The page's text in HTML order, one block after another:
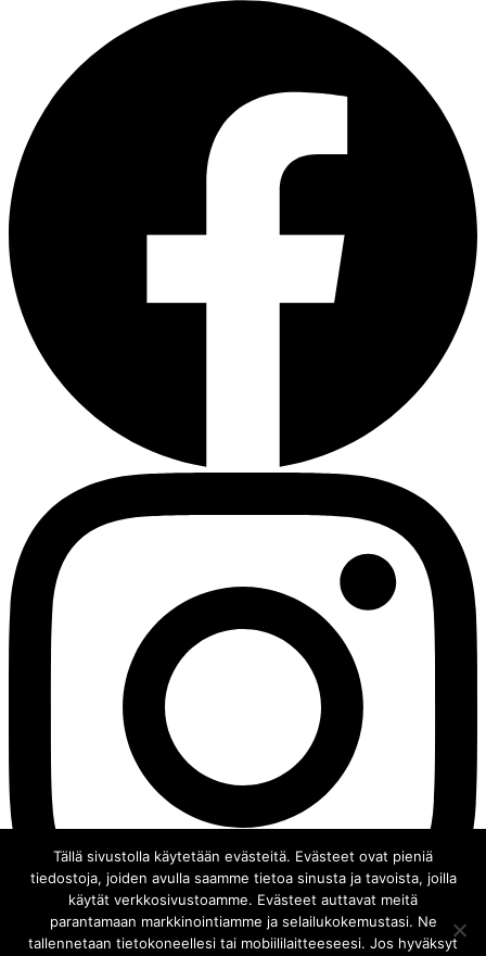
Tällä sivustolla käytetään evästeitä. Evästeet ovat pieniä
tiedostoja, joiden avulla saamme tietoa sinusta ja tavoista, joilla
käytät verkkosivustoamme. Evästeet auttavat meitä
parantamaan markkinointiamme ja selailukokemustasi. Ne
tallennetaan tietokoneellesi tai mobiililaitteeseesi. Jos hyväksyt